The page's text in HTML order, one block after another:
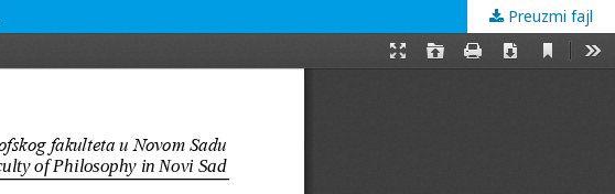
Preuzmi fajl